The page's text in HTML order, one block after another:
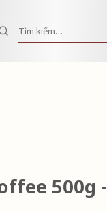
kiếm:
500g -